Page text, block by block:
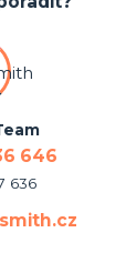
646
636